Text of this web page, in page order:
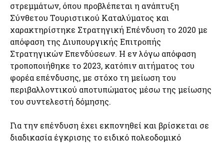
στρεμμάτων, όπου προβλέπεται η ανάπτυξη
Σύνθετου Τουριστικού Καταλύματος και
χαρακτηρίστηκε Στρατηγική Επένδυση το 2020 με
απόφαση της Διυπουργικής Επιτροπής
Στρατηγικών Επενδύσεων. Η εν λόγω απόφαση
τροποποιήθηκε το 2023, κατόπιν αιτήματος του
φορέα επένδυσης, με στόχο τη μείωση του
περιβαλλοντικού αποτυπώματος μέσω της μείωσης
του συντελεστή δόμησης.
Για την επένδυση έχει εκπονηθεί και βρίσκεται σε
διαδικασία έγκρισης το ειδικό πολεοδομικό